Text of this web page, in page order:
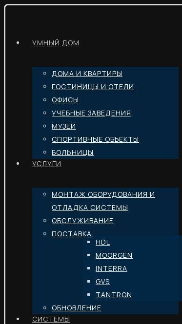
УМНЫЙ ДОМ
ДОМА И КВАРТИРЫ
ГОСТИНИЦЫ И ОТЕЛИ
ОФИСЫ
УЧЕБНЫЕ ЗАВЕДЕНИЯ
МУЗЕИ
СПОРТИВНЫЕ ОБЪЕКТЫ
БОЛЬНИЦЫ
УСЛУГИ
МОНТАЖ ОБОРУДОВАНИЯ И
ОТЛАДКА СИСТЕМЫ
ОБСЛУЖИВАНИЕ
ПОСТАВКА
HDL
MOORGEN
INTERRA
GVS
TANTRON
ОБНОВЛЕНИЕ
СИСТЕМЫ